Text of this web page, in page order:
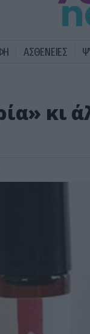
ΑΣΘΕΝΕΙΕΣ
κι